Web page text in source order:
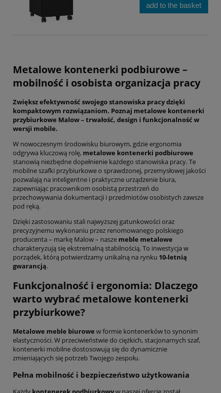
add to the basket
Metalowe kontenerki podbiurowe –
mobilność i osobista organizacja pracy
Zwiększ efektywność swojego stanowiska pracy dzięki
kompaktowym rozwiązaniom. Poznaj metalowe kontenerki
przybiurkowe Malow – trwałość, design i funkcjonalność w
wersji mobile.
W nowoczesnym środowisku biurowym, gdzie ergonomia
odgrywa kluczową rolę, metalowe kontenerki podbiurowe
stanowią niezbędne dopełnienie każdego stanowiska pracy.Te
mobilne szafki przybiurkowe o sprawdzonej, przemysłowej jakości
pozwalają na inteligentne i praktyczne urządzenie biura,
zapewniając pracownikom osobistą przestrzeń do
przechowywania dokumentacji i przedmiotów osobistych zawsze
pod ręką.
Dzięki zastosowaniu stali najwyższej gatunkowości oraz
precyzyjnemu wykonaniu przez renomowanego polskiego
producenta – markę Malow – nasze meble metalowe
charakteryzują się ekstremalną stabilnością.To inwestycja w
porządek, którą potwierdzamy unikalną na rynku 10-letnią
gwarancją.
Funkcjonalność i ergonomia: Dlaczego
warto wybrać metalowe kontenerki
przybiurkowe?
Metalowe meble biurowe w formie kontenerków to synonim
elastyczności.W przeciwieństwie do ciężkich, stacjonarnych szaf,
kontenerki mobilne dostosowują się do dynamicznie
zmieniających się potrzeb Twojego zespołu.
Pełna mobilność i bezpieczeństwo użytkowania